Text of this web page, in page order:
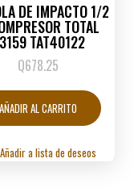
DE IMPACTO 1/2
TOTAL
TAT40122
Q678.25
AÑADIR AL CARRITO
Añadir a lista de deseos